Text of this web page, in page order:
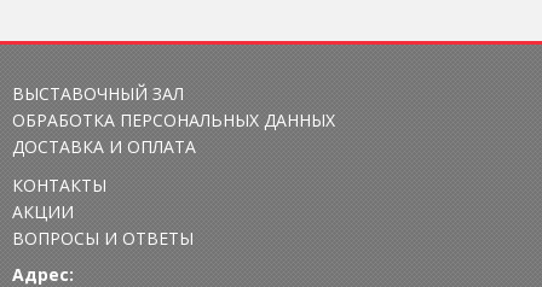
ВЫСТАВОЧНЫЙ ЗАЛ
ОБРАБОТКА ПЕРСОНАЛЬНЫХ ДАННЫХ
ДОСТАВКА И ОПЛАТА
КОНТАКТЫ
АКЦИИ
ВОПРОСЫ И ОТВЕТЫ
Адрес: